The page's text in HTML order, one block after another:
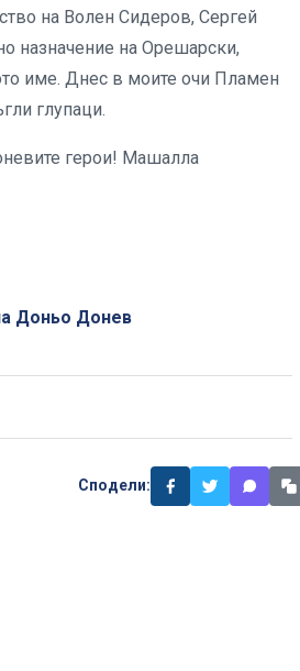
на Волен Сидеров, Сергей
назначение на Орешарски,
име. Днес в моите очи Пламен
глупаци.
герои! Машалла
Доньо Донев
Сподели: